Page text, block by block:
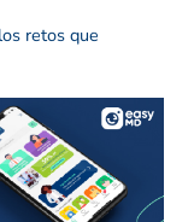
retos que